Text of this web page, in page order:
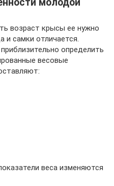
возраст крысы ее нужно
и самки отличается.
определить
весовые
веса изменяются